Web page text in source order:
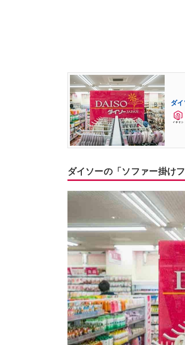
ダ
ダイソーの「ソファー掛け